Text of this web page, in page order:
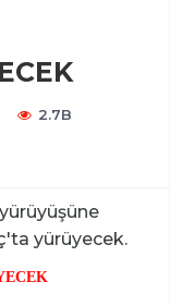
2.7B
yürüyecek.